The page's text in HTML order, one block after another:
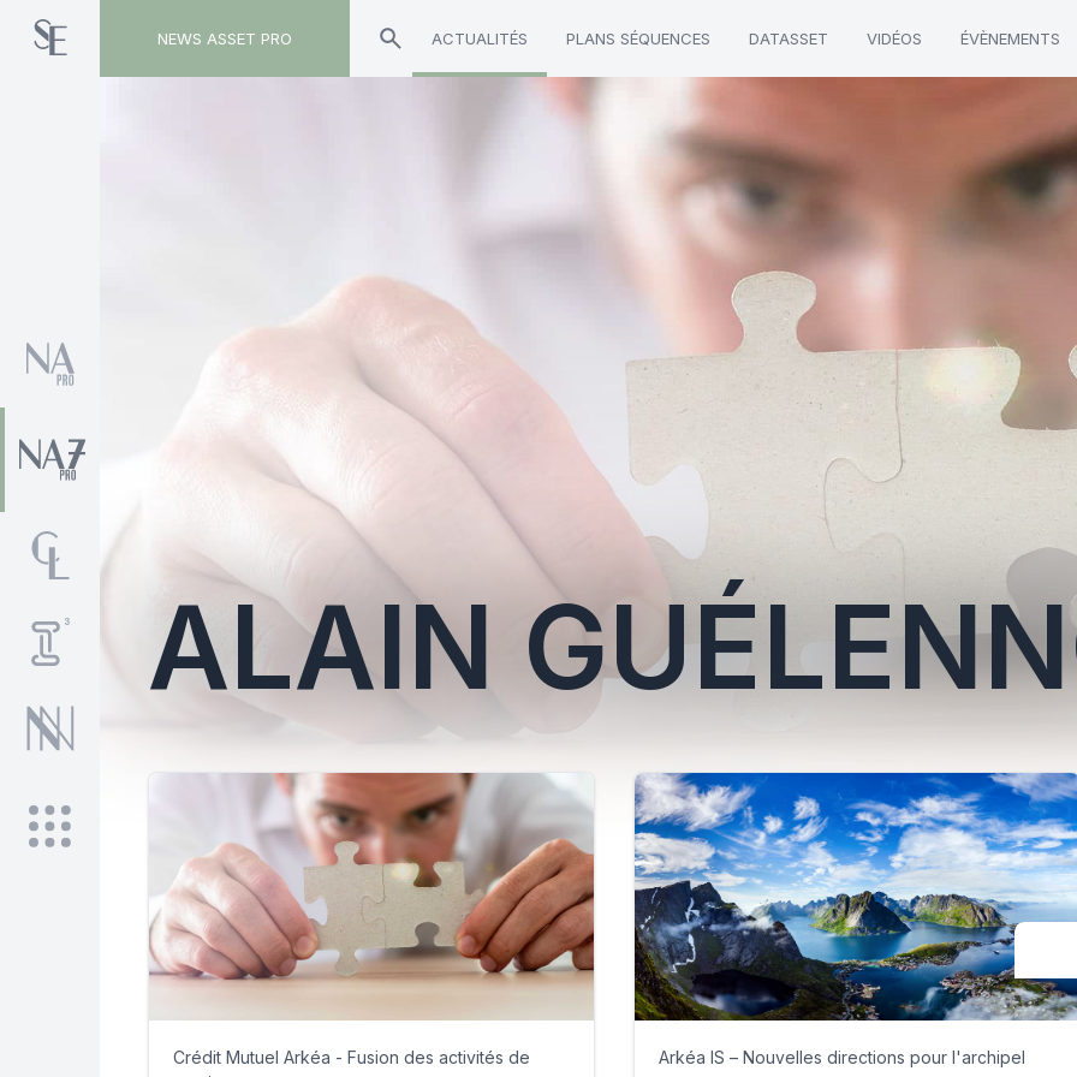
NEWS ASSET PRO ACTUALITÉS PLANS SÉQUENCES DATASSET VIDÉOS ÉVÈNEMENTS
ALAIN
Crédit Mutuel Arkéa - Fusion des activités de
Arkéa IS – Nouvelles directions pour l'archipel